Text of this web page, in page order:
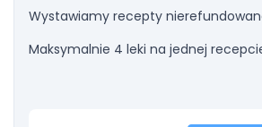
Wystawiamy recepty
Maksymalnie 4 leki na jednej